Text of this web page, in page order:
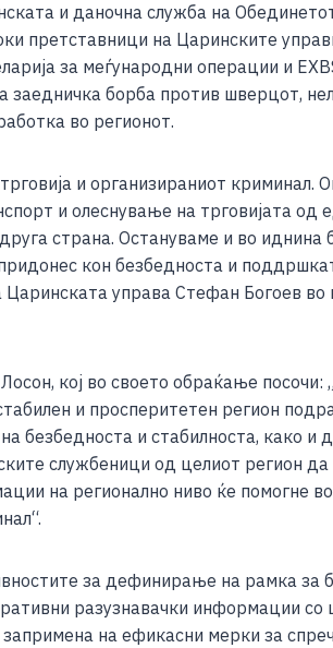
и даночна служба на
претставници на Царинските
за меѓународни операции и
борба против шверцот,
во регионот.
и организираниот криминал.
и олеснување на трговијата од
страна. Остануваме и во иднина
кон безбедноста и
Царинската управа Стефан Богоев
кој во своето обраќање посочи:
и просперитетен регион
и стабилноста, како и
службеници од целиот регион
на регионално ниво ќе помогне
за дефинирање на рамка
разузнавачки информации
на ефикасни мерки за